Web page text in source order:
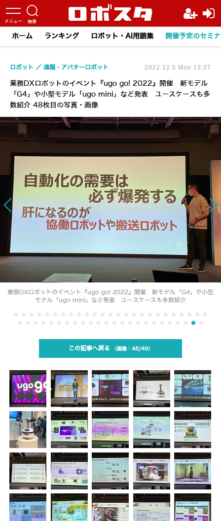
ホーム ランキング ロボット・AI用語集 開催予定のセミ
業務DXロボットのイベント『ugo go! 2022』開催 新モデル
「G4」や小型モデル「ugo mini」など発表 ユースケースも多
数紹介 48枚目の写真・画像
ロボット 遠隔・アバターロボット 2022.12.5 Mon 13:37
業務DXロボットのイベント『ugo go! 2022』開催 新モデル「G4」や小型
モデル「ugo mini」など発表 ユースケースも多数紹介
この記事へ戻る 48/49